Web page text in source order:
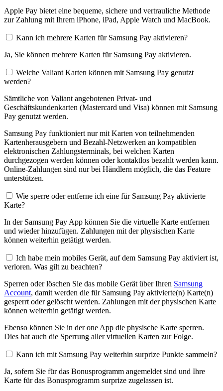
Apple Pay bietet eine bequeme, sichere und vertrauliche Methode
zur Zahlung mit Ihrem iPhone, iPad, Apple Watch und MacBook.
Kann ich mehrere Karten für Samsung Pay aktivieren?
Ja, Sie können mehrere Karten für Samsung Pay aktivieren.
Welche Valiant Karten können mit Samsung Pay genutzt
werden?
Sämtliche von Valiant angebotenen Privat- und
Geschäftskundenkarten (Mastercard und Visa) können mit Samsung
Pay genutzt werden.
Samsung Pay funktioniert nur mit Karten von teilnehmenden
Kartenherausgebern und Bezahl-Netzwerken an kompatiblen
elektronischen Zahlungsterminals, bei welchen Karten
durchgezogen werden können oder kontaktlos bezahlt werden kann.
Online-Zahlungen sind nur bei Händlern möglich, die das Feature
unterstützen.
Wie sperre oder entferne ich eine für Samsung Pay aktivierte
Karte?
In der Samsung Pay App können Sie die virtuelle Karte entfernen
und wieder hinzufügen. Zahlungen mit der physischen Karte
können weiterhin getätigt werden.
Ich habe mein mobiles Gerät, auf dem Samsung Pay aktiviert ist,
verloren. Was gilt zu beachten?
Sperren oder löschen Sie das mobile Gerät über Ihren Samsung
Account, damit werden die für Samsung Pay aktivierte(n) Karte(n)
gesperrt oder gelöscht werden. Zahlungen mit der physischen Karte
können weiterhin getätigt werden.
Ebenso können Sie in der one App die physische Karte sperren.
Dies hat auch die Sperrung aller virtuellen Karten zur Folge.
Kann ich mit Samsung Pay weiterhin surprize Punkte sammeln?
Ja, sofern Sie für das Bonusprogramm angemeldet sind und Ihre
Karte für das Bonusprogramm surprize zugelassen ist.